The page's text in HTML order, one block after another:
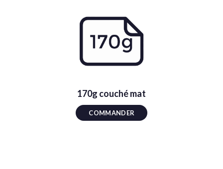
170g couché mat
COMMANDER